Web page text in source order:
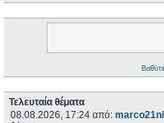
Τελευταία θέματα
08.08.2026, 17:24 από: